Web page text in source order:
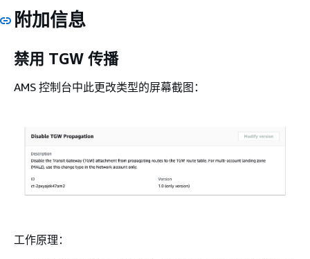
附加信息
禁用 TGW 传播
AMS 控制台中此更改类型的屏幕截图：
工作原理：